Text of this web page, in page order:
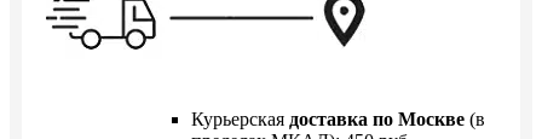
Курьерская доставка по Москве (в